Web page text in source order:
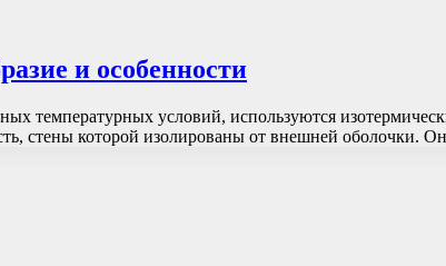
и особенности
температурных условий, используются
стены которой изолированы от внешней оболочки.